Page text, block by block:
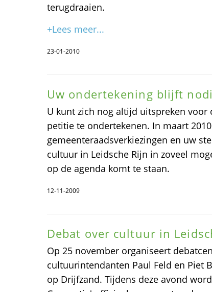
terugdraaien.
+Lees meer...
23-01-2010
Uw ondertekening blijft
U kunt zich nog altijd uitspreken
petitie te ondertekenen. In maart
gemeenteraadsverkiezingen en uw
cultuur in Leidsche Rijn in zoveel
op de agenda komt te staan.
12-11-2009
Debat over cultuur in
Op 25 november organiseert
cultuurintendanten Paul Feld en Piet
op Drijfzand. Tijdens deze avond